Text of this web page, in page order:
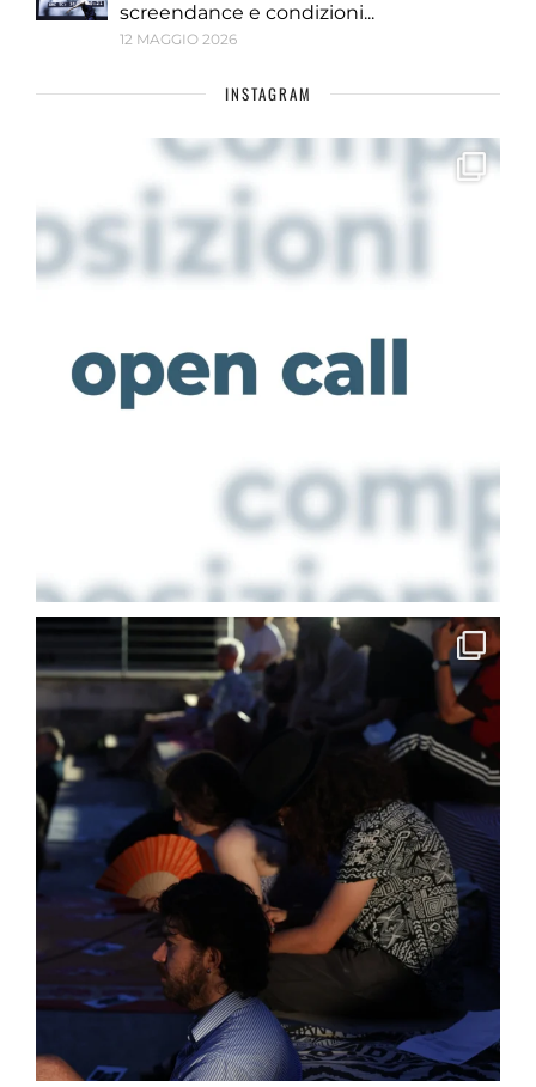
screendance e condizioni...
12 MAGGIO 2026
INSTAGRAM